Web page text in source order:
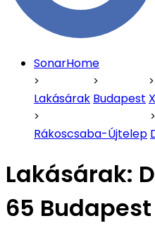
SonarHome
Lakásárak Budapest
Rákoscsaba-Újtelep
Lakásárak:
65 Budapest